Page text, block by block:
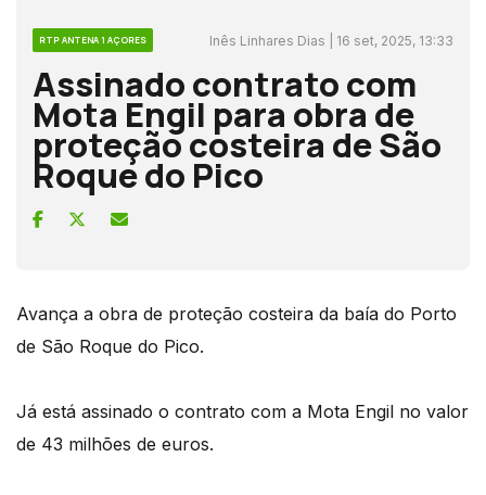
RTP ANTENA 1 AÇORES Inês Linhares Dias | 16 set, 2025, 13:33
Assinado contrato com
Mota Engil para obra de
proteção costeira de São
Roque do Pico
Avança a obra de proteção costeira da baía do Porto
de São Roque do Pico.
Já está assinado o contrato com a Mota Engil no valor
de 43 milhões de euros.